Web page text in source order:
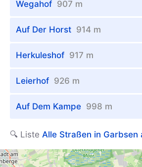
Wegahof 907 m
Auf Der Horst 914 m
Herkuleshof 917 m
Leierhof 926 m
Auf Dem Kampe 998 m
🔍 Liste Alle Straßen in Garbsen